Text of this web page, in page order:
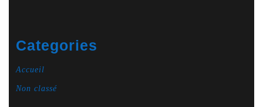
Categories
Accueil
Non classé